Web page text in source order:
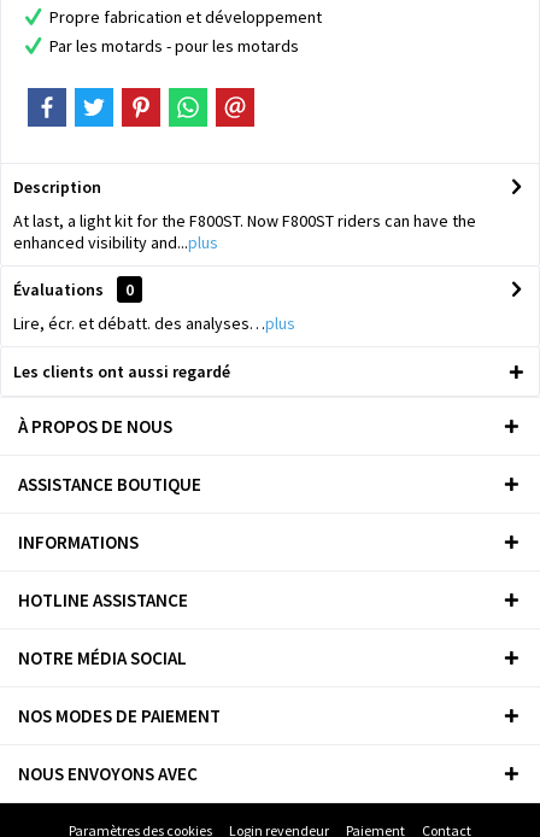
Propre fabrication et développement
Par les motards - pour les motards
Description
At last, a light kit for the F800ST. Now F800ST riders can have the
enhanced visibility and...plus
Évaluations
0
Lire, écr. et débatt. des analyses…plus
Les clients ont aussi regardé
À PROPOS DE NOUS
ASSISTANCE BOUTIQUE
INFORMATIONS
HOTLINE ASSISTANCE
NOTRE MÉDIA SOCIAL
NOS MODES DE PAIEMENT
NOUS ENVOYONS AVEC
Paramètres des cookies Login revendeur Paiement Contact